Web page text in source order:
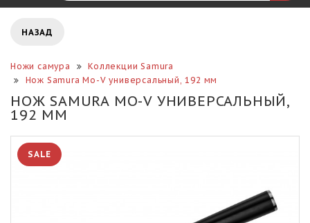
НАЗАД
Ножи самура
Коллекции Samura
Нож Samura Mo-V универсальный, 192 мм
НОЖ SAMURA MO-V УНИВЕРСАЛЬНЫЙ,
192 ММ
SALE